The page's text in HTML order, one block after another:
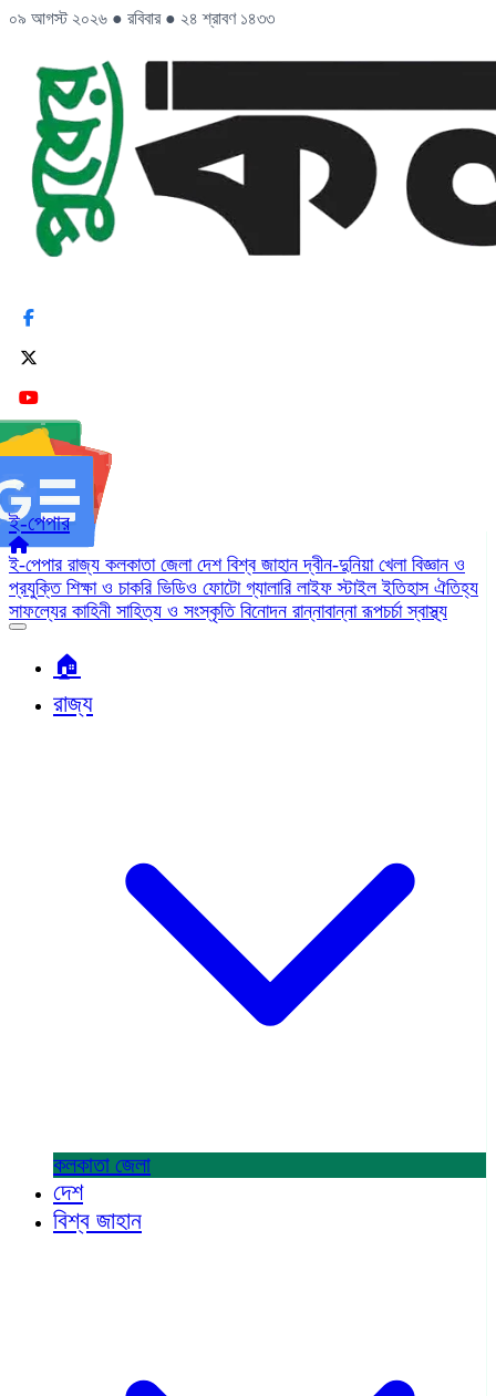
০৯ আগস্ট ২০২৬ ● রবিবার ● ২৪ শ্রাবণ ১৪৩৩
ই-পেপার
ই-পেপার রাজ্য কলকাতা জেলা দেশ বিশ্ব জাহানদ্বীন-দুনিয়া খেলা বিজ্ঞান ও
প্রযুক্তি শিক্ষা ও চাকরি ভিডিও ফোটো গ্যালারি লাইফ স্টাইলইতিহাস ঐতিহ্য
সাফল্যের কাহিনী সাহিত্য ও সংস্কৃতি বিনোদন রান্নাবান্নারূপচর্চাস্বাস্থ্য
🏠︎
রাজ্য
কলকাতা জেলা
দেশ
বিশ্ব জাহান